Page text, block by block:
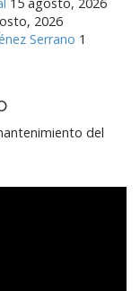
15 agosto, 2026
2026
Serrano 1
del